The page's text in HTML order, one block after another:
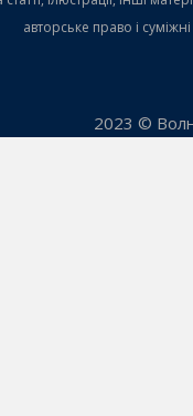
авторське право і
2023 ©